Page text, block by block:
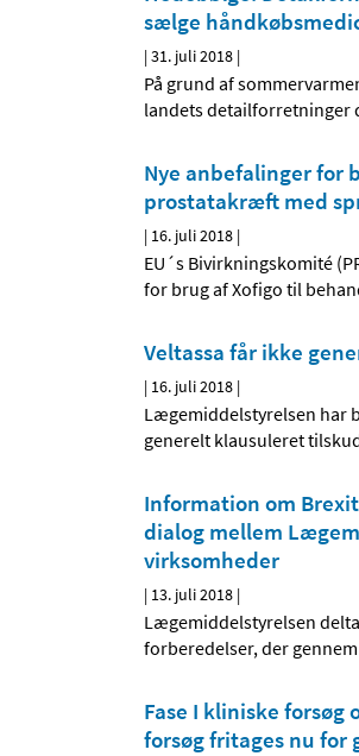
sælge
|31. juli 2018 |
På grund af
landets detailforretninger
Nye anbefalinger for
prostatakræft med
| 16. juli 2018 |
EU´s Bivirkningskomité
for brug af Xofigo til
Veltassa får ikke
| 16. juli 2018 |
Lægemiddelstyrelsen har
generelt klausuleret
Information om
dialog mellem
virksomheder
| 13. juli 2018 |
Lægemiddelstyrelsen
forberedelser, der
Fase I kliniske
forsøg fritages nu for